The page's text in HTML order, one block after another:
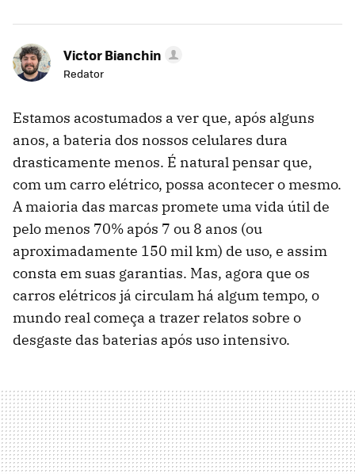
Victor Bianchin
Redator
Estamos acostumados a ver que, após alguns
anos, a bateria dos nossos celulares dura
drasticamente menos. É natural pensar que,
com um carro elétrico, possa acontecer o mesmo.
A maioria das marcas promete uma vida útil de
pelo menos 70% após 7 ou 8 anos (ou
aproximadamente 150 mil km) de uso, e assim
consta em suas garantias. Mas, agora que os
carros elétricos já circulam há algum tempo, o
mundo real começa a trazer relatos sobre o
desgaste das baterias após uso intensivo.